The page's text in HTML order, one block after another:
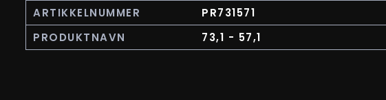
ARTIKKELNUMMER
PR731571
PRODUKTNAVN
73,1 - 57,1